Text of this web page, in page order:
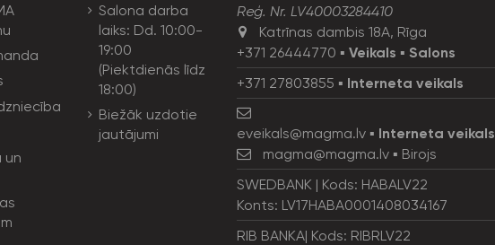
un
Salona darba
laiks: Dd. 10:00-
19:00
(Piektdienās līdz
18:00)
Biežāk uzdotie
jautājumi
Reģ. Nr. LV40003284410
Katrīnas dambis 18A, Rīga
+371 26444770 ▪ Veikals ▪ Salons
+371 27803855 ▪ Interneta veikals
eveikals@magma.lv ▪ Interneta veikals
magma@magma.lv▪ Birojs
SWEDBANK | Kods: HABALV22
Konts: LV17HABA0001408034167
RIB BANKA| Kods: RIBRLV22